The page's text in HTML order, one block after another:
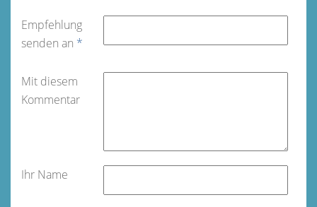
Empfehlung
senden an *
Mit diesem
Kommentar
Ihr Name